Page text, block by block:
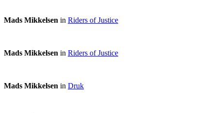
Mads Mikkelsen in Riders of Justice
Mads Mikkelsen in Riders of Justice
Mads Mikkelsen in Druk